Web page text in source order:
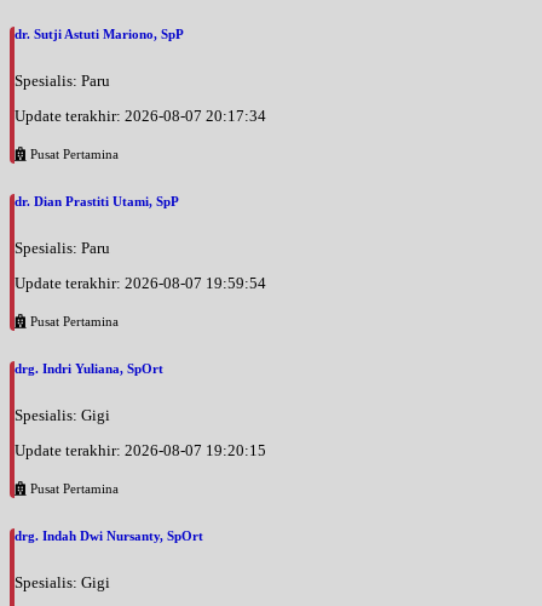
dr. Sutji Astuti Mariono, SpP
Spesialis: Paru
Update terakhir: 2026-08-07 20:17:34
Pusat Pertamina
dr. Dian Prastiti Utami, SpP
Spesialis: Paru
Update terakhir: 2026-08-07 19:59:54
Pusat Pertamina
drg. Indri Yuliana, SpOrt
Spesialis: Gigi
Update terakhir: 2026-08-07 19:20:15
Pusat Pertamina
drg. Indah Dwi Nursanty, SpOrt
Spesialis: Gigi